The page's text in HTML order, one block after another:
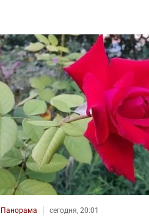
Панорама сегодня, 20:01